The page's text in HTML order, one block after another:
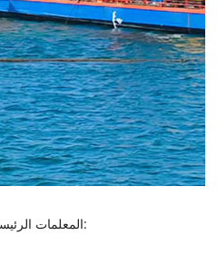
المعلمات الرئيسية لكراكة الشفط القاطع 24 بوصة: